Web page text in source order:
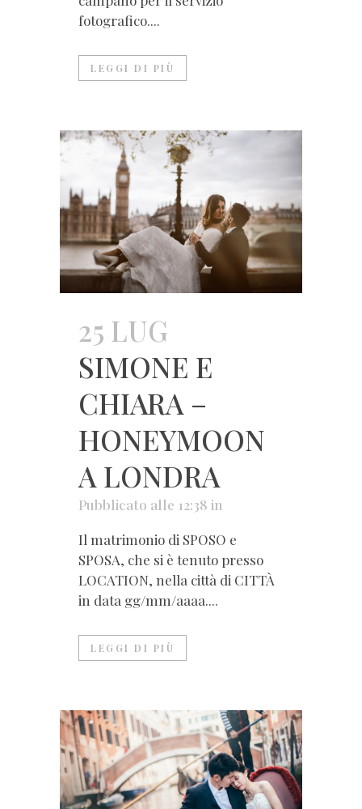
fotografico....
LEGGI DI PIÙ
25 LUG
SIMONE E
CHIARA –
HONEYMOON
A LONDRA
Pubblicato alle 12:38 in
Il matrimonio di SPOSO e
SPOSA, che si è tenuto presso
LOCATION, nella città di CITTÀ
in data gg/mm/aaaa....
LEGGI DI PIÙ